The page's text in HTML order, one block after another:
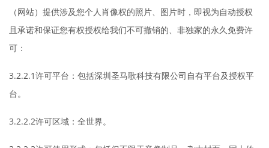
（网站）提供涉及您个人肖像权的照片、图片时，即视为自动授权
且承诺和保证您有权授权给我们不可撤销的、非独家的永久免费许
可：
3.2.2.1许可平台：包括深圳圣马歌科技有限公司自有平台及授权平
台。
3.2.2.2许可区域：全世界。